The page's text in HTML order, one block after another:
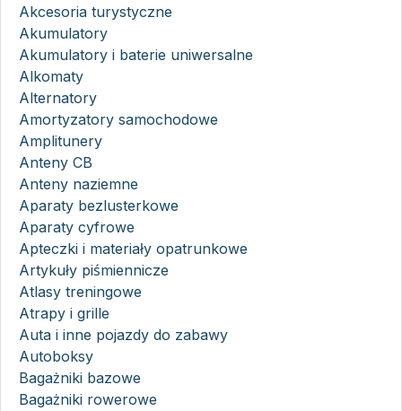
Akcesoria turystyczne
Akumulatory
Akumulatory i baterie uniwersalne
Alkomaty
Alternatory
Amortyzatory samochodowe
Amplitunery
Anteny CB
Anteny naziemne
Aparaty bezlusterkowe
Aparaty cyfrowe
Apteczki i materiały opatrunkowe
Artykuły piśmiennicze
Atlasy treningowe
Atrapy i grille
Auta i inne pojazdy do zabawy
Autoboksy
Bagażniki bazowe
Bagażniki rowerowe